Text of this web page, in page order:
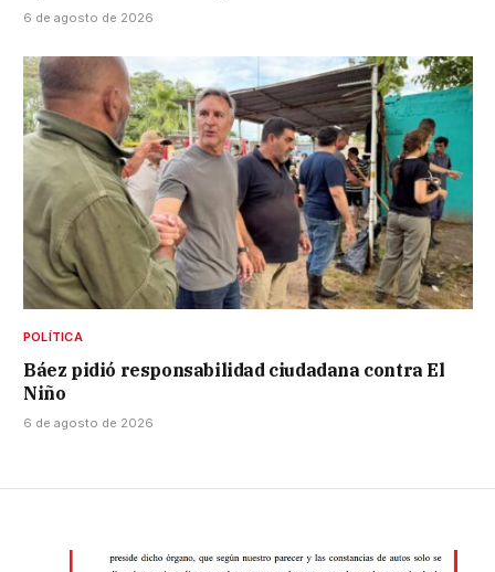
6 de agosto de 2026
POLÍTICA
Báez pidió responsabilidad ciudadana contra El
Niño
6 de agosto de 2026